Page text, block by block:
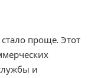
проще. Этот
и